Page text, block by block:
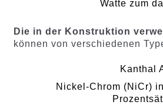
Watte zum
Die in der Konstruktion
können von verschiedenen
Kanthal
Nickel-Chrom (NiCr)